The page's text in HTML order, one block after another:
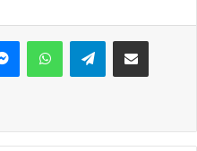
Telegram